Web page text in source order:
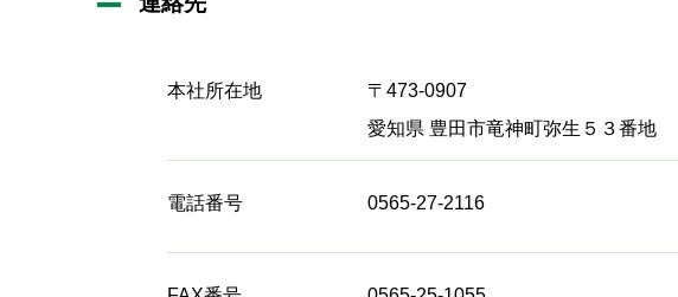
本社所在地
〒473-0907
愛知県 豊田市竜神町弥生５３番地
電話番号 0565-27-2116